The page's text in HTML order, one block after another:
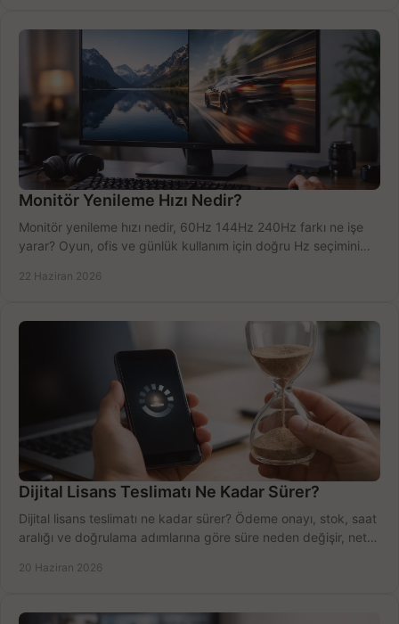
Monitör Yenileme Hızı Nedir?
Monitör yenileme hızı nedir, 60Hz 144Hz 240Hz farkı ne işe
yarar? Oyun, ofis ve günlük kullanım için doğru Hz seçimini
22 Haziran 2026
Dijital Lisans Teslimatı Ne Kadar Sürer?
Dijital lisans teslimatı ne kadar sürer? Ödeme onayı, stok, saat
aralığı ve doğrulama adımlarına göre süre neden değişir, net
20 Haziran 2026